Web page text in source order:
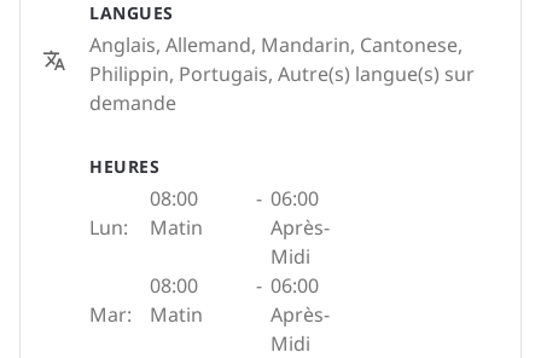
LANGUES
Anglais, Allemand, Mandarin, Cantonese,
Philippin, Portugais, Autre(s) langue(s) sur
demande
HEURES
Lun:
08:00
Matin
- 06:00
Après-
Midi
Mar:
08:00
Matin
- 06:00
Après-
Midi